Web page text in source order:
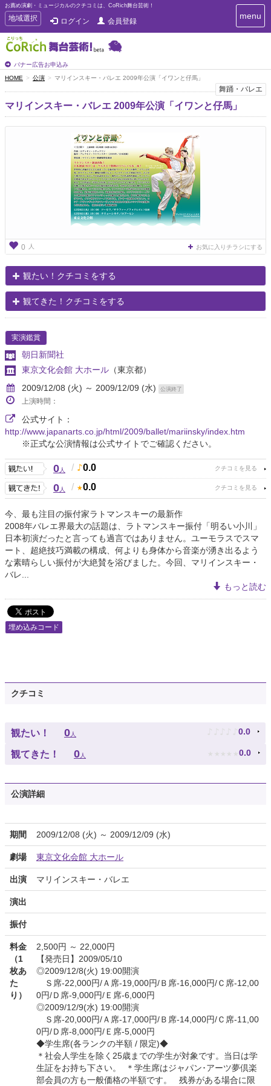
お薦め演劇・ミュージカルのクチコミは、CoRich舞台芸術！
T
o
g
g
e
n
a
i
地域選択 ログイン 会員登録
バナー広告お申込み
T
o
n
i
menu
HOME 公演 マリインスキー・バレエ 2009年公演「イワンと仔馬」
舞踊・バレエ
マリインスキー・バレエ 2009年公演「イワンと仔馬」
0 人 お気に入りチラシにする
観たい！クチコミをする
観てきた！クチコミをする
実演鑑賞
朝日新聞社
東京文化会館 大ホール （東京都）
2009/12/08 (火) ～ 2009/12/09 (水)
公演終了
上演時間：
公式サイト：
http://www.japanarts.co.jp/html/2009/ballet/mariinsky/index.htm
※正式な公演情報は公式サイトでご確認ください。
0人 / 0.0
0人 / 0.0
今、最も注目の振付家ラトマンスキーの最新作
2008年バレエ界最大の話題は、ラトマンスキー振付「明るい小川」
日本初演だったと言っても過言ではありません。ユーモラスでスマ
ート、超絶技巧満載の構成、何よりも身体から音楽が湧き出るよう
な素晴らしい振付が大絶賛を浴びました。今回、マリインスキー・
バレ...
もっと読む
埋め込みコード
クチコミ
観たい！ 0人 ♪ ♪ ♪ ♪ ♪ 0.0
観てきた！ 0人 ★ ★ ★ ★ ★ 0.0
公演詳細
期間 2009/12/08 (火) ～ 2009/12/09 (水)
劇場 東京文化会館 大ホール
出演 マリインスキー・バレエ
演出
振付
料金
（1
枚あ
た
り）
2,500円 ～ 22,000円
【発売日】2009/05/10
◎2009/12/8(火) 19:00開演
Ｓ席-22,000円/Ａ席-19,000円/Ｂ席-16,000円/Ｃ席-12,00
0円/Ｄ席-9,000円/Ｅ席-6,000円
◎2009/12/9(水) 19:00開演
Ｓ席-20,000円/Ａ席-17,000円/Ｂ席-14,000円/Ｃ席-11,00
0円/Ｄ席-8,000円/Ｅ席-5,000円
◆学生席(各ランクの半額 / 限定)◆
＊社会人学生を除く25歳までの学生が対象です。当日は学
生証をお持ち下さい。 ＊学生席はジャパン･アーツ夢倶楽
部会員の方も一般価格の半額です。 残券がある場合に限